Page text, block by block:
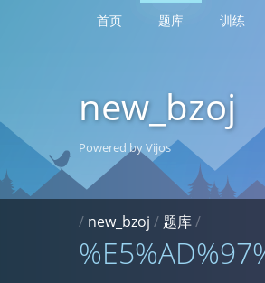
首页 题库 训练
new_bzoj
Powered by Vijos
/ new_bzoj /题库/